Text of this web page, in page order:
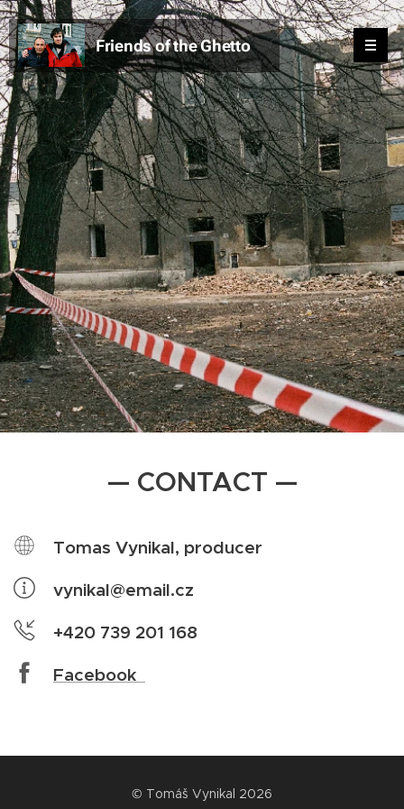
Friends of the Ghetto
Ghetto
— CONTACT —
Tomas Vynikal, producer
vynikal@email.cz
+420 739 201 168
Facebook
© Tomáš Vynikal 2026